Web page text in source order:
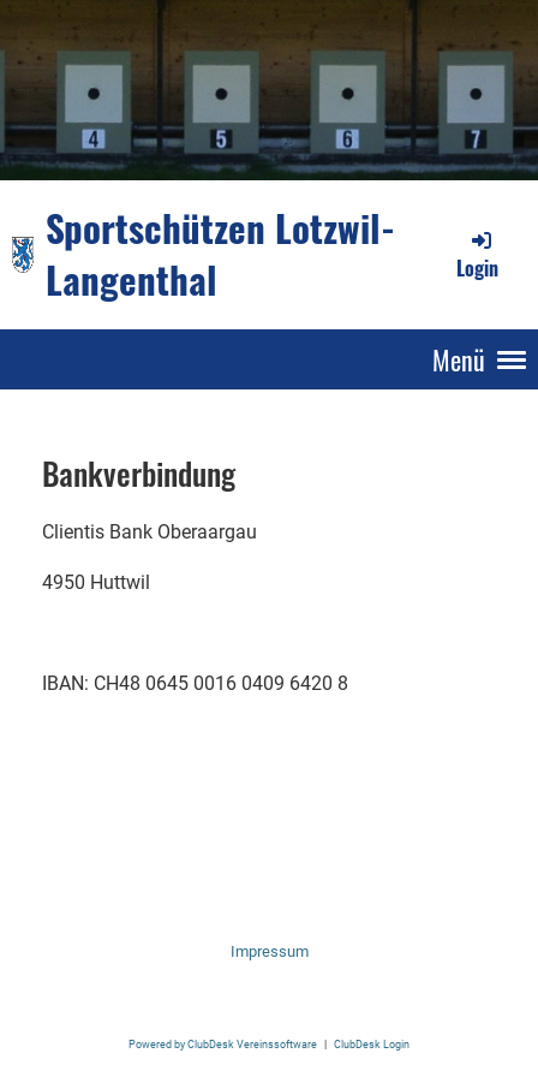
Sportschützen Lotzwil-
Langenthal
Login
Menü
Bankverbindung
Clientis Bank Oberaargau
4950 Huttwil
IBAN: CH48 0645 0016 0409 6420 8
Impressum
Powered by ClubDesk Vereinssoftware | ClubDesk Login